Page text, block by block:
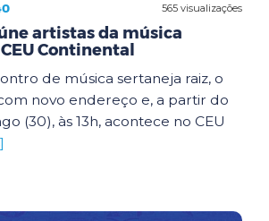
565 visualizações
artistas da música
Continental
de música sertaneja raiz, o
novo endereço e, a partir do
(30), às 13h, acontece no CEU